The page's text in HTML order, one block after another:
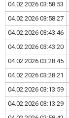
04.02.2026 03:58:53
04.02.2026 03:58:27
04.02.2026 03:43:46
04.02.2026 03:43:20
04.02.2026 03:28:45
04.02.2026 03:28:21
04.02.2026 03:13:59
04.02.2026 03:13:29